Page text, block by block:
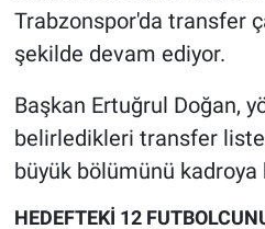
Trabzonspor'da transfer
şekilde devam ediyor.
Başkan Ertuğrul Doğan,
belirledikleri transfer
büyük bölümünü kadroya
HEDEFTEKİ 12